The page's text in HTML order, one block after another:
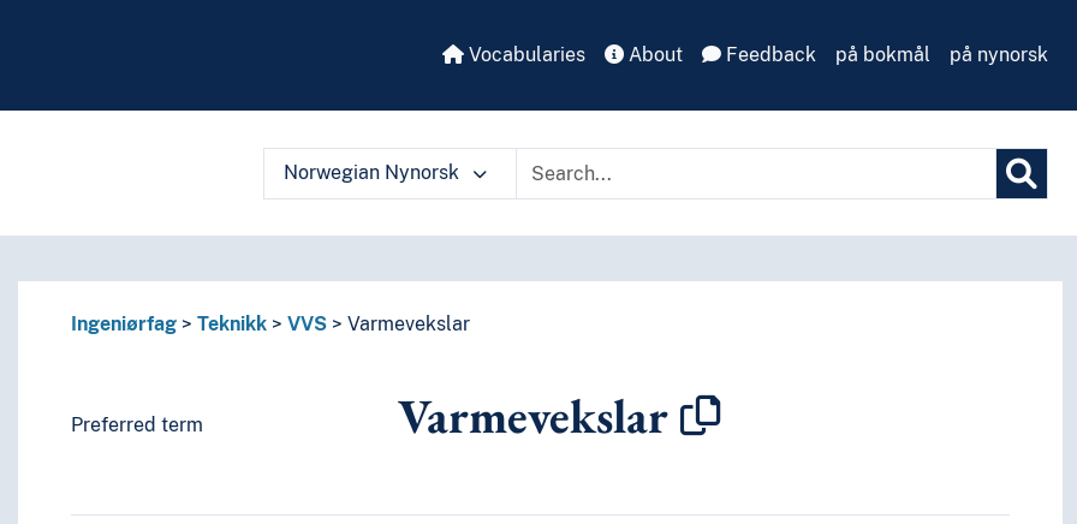
Vocabularies About Feedback på bokmål på nynorsk
Norwegian Nynorsk
contents by a criterion
Ingeniørfag Teknikk VVS Varmevekslar
Preferred term Varmevekslar